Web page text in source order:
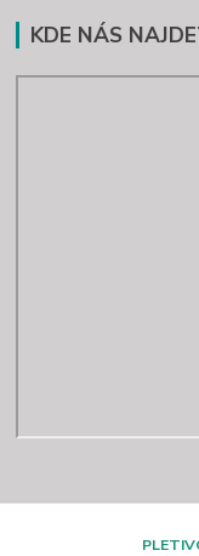
KDE NÁS